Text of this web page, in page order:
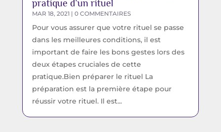
pratique d’un rituel
MAR 18, 2021| 0 COMMENTAIRES
Pour vous assurer que votre rituel se passe
dans les meilleures conditions, il est
important de faire les bons gestes lors des
deux étapes cruciales de cette
pratique.Bien préparer le rituel La
préparation est la première étape pour
réussir votre rituel. Il est...